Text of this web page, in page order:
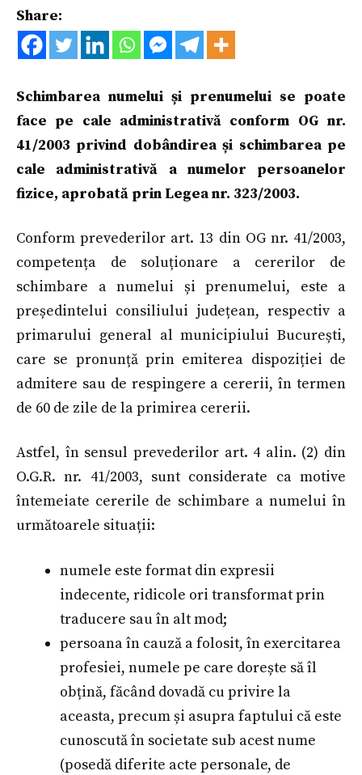
Share:
Schimbarea numelui și prenumelui se poate
face pe cale administrativă conform OG nr.
41/2003 privind dobândirea și schimbarea pe
cale administrativă a numelor persoanelor
fizice, aprobată prin Legea nr. 323/2003.
Conform prevederilor art. 13 din OG nr. 41/2003,
competența de soluționare a cererilor de
schimbare a numelui și prenumelui, este a
președintelui consiliului județean, respectiv a
primarului general al municipiului București,
care se pronunță prin emiterea dispoziției de
admitere sau de respingere a cererii, în termen
de 60 de zile de la primirea cererii.
Astfel, în sensul prevederilor art. 4 alin. (2) din
O.G.R. nr. 41/2003, sunt considerate ca motive
întemeiate cererile de schimbare a numelui în
următoarele situații:
numele este format din expresii
indecente, ridicole ori transformat prin
traducere sau în alt mod;
persoana în cauză a folosit, în exercitarea
profesiei, numele pe care dorește să îl
obțină, făcând dovadă cu privire la
aceasta, precum și asupra faptului că este
cunoscută în societate sub acest nume
(posedă diferite acte personale, de